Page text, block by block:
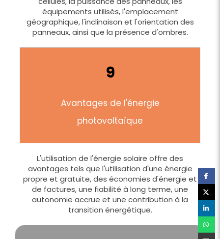
équipements utilisés, l'emplacement
géographique, l'inclinaison et l'orientation des
panneaux, ainsi que la présence d'ombres.
9
Avantages de l'énergie
photovoltaïque
L'utilisation de l'énergie solaire offre des
avantages tels que l'utilisation d'une énergie
propre et gratuite, des économies d'énergie et
de factures, une fiabilité à long terme, une
autonomie accrue et une contribution à la
transition énergétique.